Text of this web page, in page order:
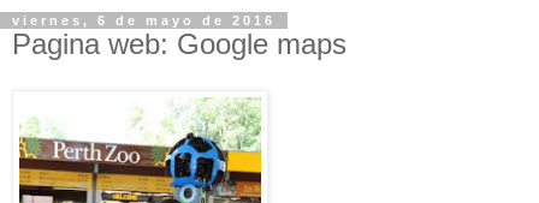
viernes, 6 de mayo de 2016
Pagina web: Google maps